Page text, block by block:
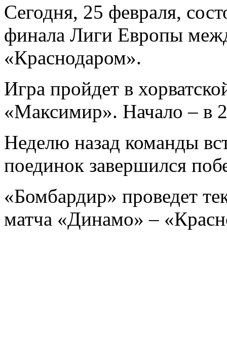
Сегодня, 25 февраля,
финала Лиги Европы
«Краснодаром».
Игра пройдет в
«Максимир». Начало – в
Неделю назад команды
поединок завершился
«Бомбардир» проведет
матча «Динамо» –